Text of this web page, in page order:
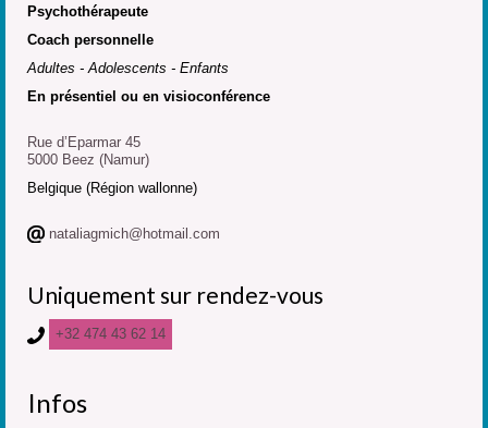
Psychothérapeute
Coach personnelle
Adultes - Adolescents - Enfants
En présentiel ou en visioconférence
Rue d’Eparmar 45
5000 Beez (Namur)
Belgique (Région wallonne)
nataliagmich@hotmail.com
Uniquement sur rendez-vous
+32 474 43 62 14
Infos